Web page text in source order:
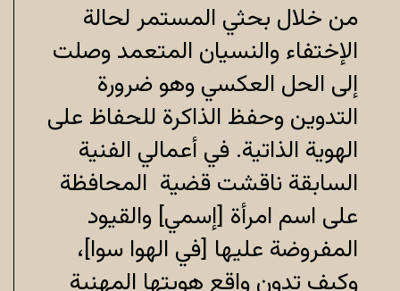
من خلال بحثي المستمر لحالة
الإختفاء والنسيان المتعمد وصلت
إلى الحل العكسي وهو ضرورة
التدوين وحفظ الذاكرة للحفاظ على
الهوية الذاتية. في أعمالي الفنية
السابقة ناقشت قضية المحافظة
على اسم امرأة [إسمي] والقيود
المفروضة عليها [في الهوا سوا]،
وكيف تدون واقع هويتها المهنية